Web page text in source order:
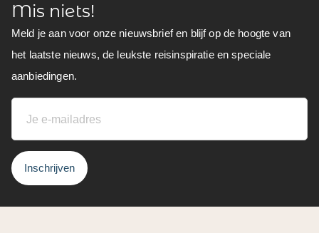
Mis niets!
Meld je aan voor onze nieuwsbrief en blijf op de hoogte van
het laatste nieuws, de leukste reisinspiratie en speciale
aanbiedingen.
Inschrijven